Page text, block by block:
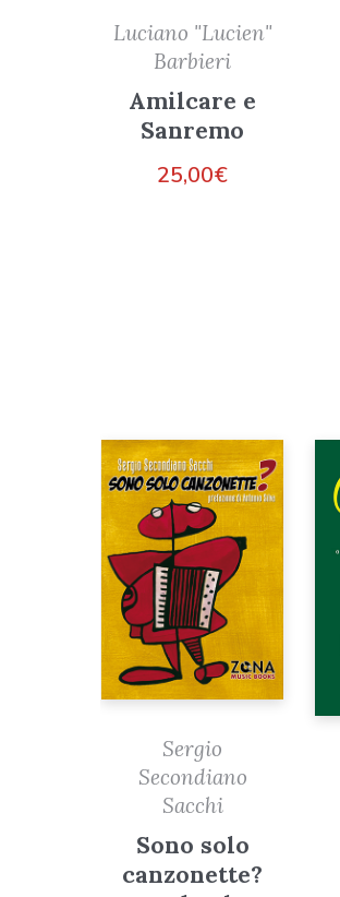
Luciano "Lucien"
Barbieri
Amilcare e
Sanremo
25,00€
Sergio
Secondiano
Sacchi
Sono solo
canzonette?